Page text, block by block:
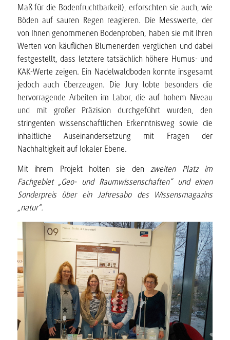
Maß für die Bodenfruchtbarkeit), erforschten sie auch, wie
Böden auf sauren Regen reagieren. Die Messwerte, der
von Ihnen genommenen Bodenproben, haben sie mit Ihren
Werten von käuflichen Blumenerden verglichen und dabei
festgestellt, dass letztere tatsächlich höhere Humus- und
KAK-Werte zeigen. Ein Nadelwaldboden konnte insgesamt
jedoch auch überzeugen. Die Jury lobte besonders die
hervorragende Arbeiten im Labor, die auf hohem Niveau
und mit großer Präzision durchgeführt wurden, den
stringenten wissenschaftlichen Erkenntnisweg sowie die
inhaltliche Auseinandersetzung mit Fragen der
Nachhaltigkeit auf Iokaler Ebene.
Mit ihrem Projekt holten sie denzweiten Platz im
Fachgebiet „Geo- und Raumwissenschaften“ und einen
Sonderpreis über ein Jahresabo des Wissensmagazins
„natur“.